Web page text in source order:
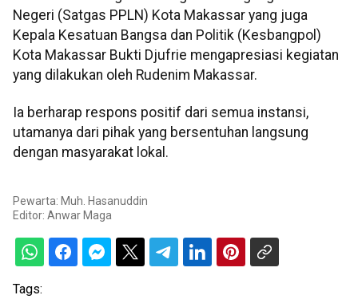
Negeri (Satgas PPLN) Kota Makassar yang juga
Kepala Kesatuan Bangsa dan Politik (Kesbangpol)
Kota Makassar Bukti Djufrie mengapresiasi kegiatan
yang dilakukan oleh Rudenim Makassar.
Ia berharap respons positif dari semua instansi,
utamanya dari pihak yang bersentuhan langsung
dengan masyarakat lokal.
Pewarta: Muh. Hasanuddin
Editor: Anwar Maga
Tags: